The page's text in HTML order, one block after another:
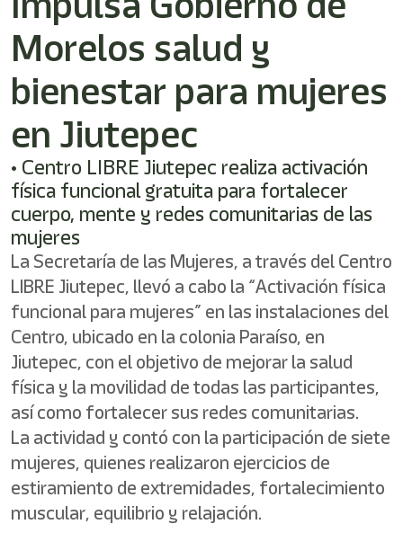
Este
acceso
directo
lector
de
pantalla
para
ayudarle
navegar
interactuar
con
contenido.
Morelos salud y
bienestar para mujeres
en Jiutepec
• Centro LIBRE Jiutepec realiza activación
física funcional gratuita para fortalecer
cuerpo, mente y redes comunitarias de las
mujeres
La Secretaría de las Mujeres, a través del Centro
LIBRE Jiutepec, llevó a cabo la “Activación física
funcional para mujeres” en las instalaciones del
Centro, ubicado en la colonia Paraíso, en
Jiutepec, con el objetivo de mejorar la salud
física y la movilidad de todas las participantes,
así como fortalecer sus redes comunitarias.
La actividad y contó con la participación de siete
mujeres, quienes realizaron ejercicios de
estiramiento de extremidades, fortalecimiento
muscular, equilibrio y relajación.